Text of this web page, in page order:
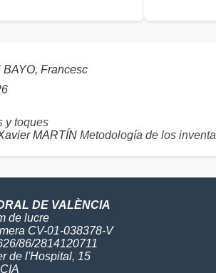
BAYO, Francesc
y toques
MARTÍN Metodología de los
DE VALÈNCIA
de lucre
CV-01-038378-V
86/2814120711
de l'Hospital, 15